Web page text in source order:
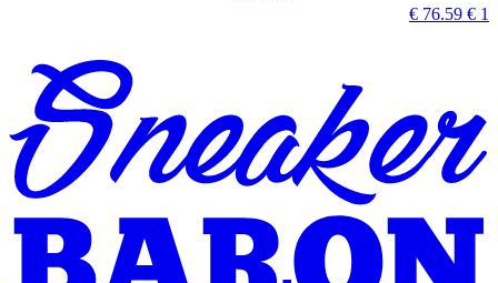
€ 76.59 €